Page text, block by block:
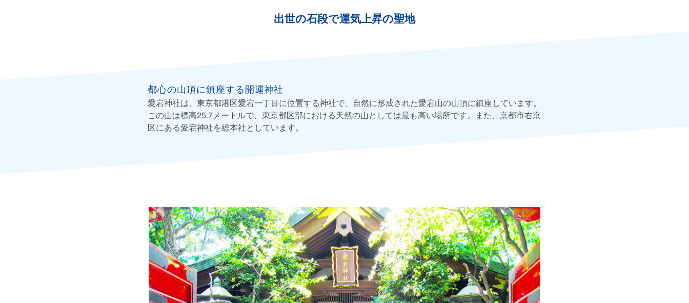
出世の石段で運気上昇の聖地
都心の山頂に鎮座する開運神社
愛宕神社は、東京都港区愛宕一丁目に位置する神社で、自然に形成された愛宕山の山頂に鎮座しています。
この山は標高25.7メートルで、東京都区部における天然の山としては最も高い場所です。また、京都市右京
区にある愛宕神社を総本社としています。